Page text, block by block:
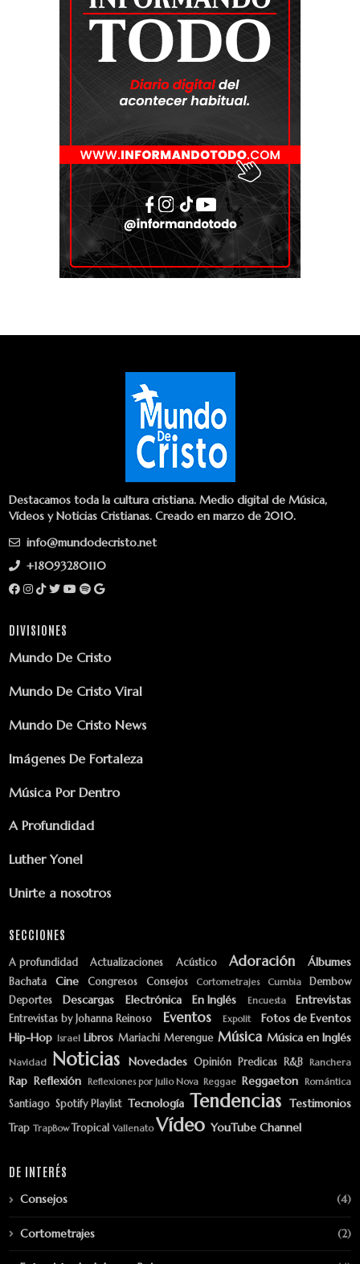
Destacamos toda la cultura cristiana. Medio digital de Música,
Vídeos y Noticias Cristianas. Creado en marzo de 2010.
info@mundodecristo.net
+18093280110
DIVISIONES
Mundo De Cristo
Mundo De Cristo Viral
Mundo De Cristo News
Imágenes De Fortaleza
Música Por Dentro
A Profundidad
Luther Yonel
Unirte a nosotros
SECCIONES
A profundidad Actualizaciones Acústico Adoración Álbumes
Bachata Cine Congresos Consejos Cortometrajes Cumbia
Dembow
Deportes
Descargas Electrónica En Inglés Encuesta Entrevistas
Entrevistas by Johanna Reinoso Eventos Expolit
Fotos de Eventos
Hip-Hop Israel Libros Mariachi Merengue Música Música en Inglés
Navidad Noticias Novedades Opinión Predicas R&B Ranchera
Rap Reflexión Reflexiones por Julio Nova Reggae Reggaeton Romántica
Santiago Spotify Playlist Tecnología Tendencias Testimonios
Trap TrapBow Tropical Vallenato Vídeo YouTube Channel
DE INTERÉS
Consejos (4)
Cortometrajes (2)